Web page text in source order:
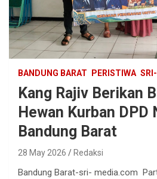
BANDUNG BARAT PERISTIWA
Kang Rajiv Berikan
Hewan Kurban DPD
Bandung Barat
28 May 2026 Redaksi
Bandung Barat-sri- media.com